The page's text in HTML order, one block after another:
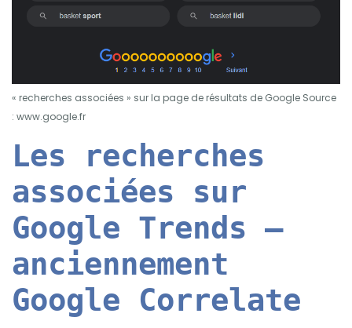
« recherches associées » sur la page de résultats de Google Source
: www.google.fr
Les recherches
associées sur
Google Trends –
anciennement
Google Correlate